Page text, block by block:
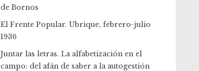
de Bornos
El Frente Popular. Ubrique, febrero-julio
1936
Juntar las letras. La alfabetización en el
campo: del afán de saber a la autogestión